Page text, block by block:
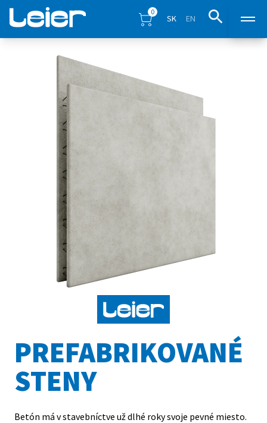
0
SK EN
Predajné miesta
Inšpirácia
Blog
Na stiahnutie
Kontakty
PREFABRIKOVANÉ
STENY
Betón má v stavebníctve už dlhé roky svoje pevné miesto.